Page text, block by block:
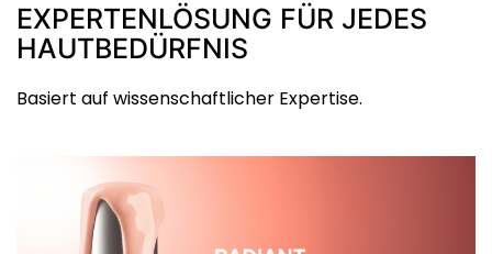
EXPERTENLÖSUNG FÜR JEDES
HAUTBEDÜRFNIS
Basiert auf wissenschaftlicher Expertise.